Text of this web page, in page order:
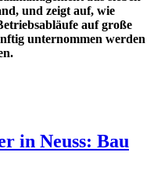
und zeigt auf, wie
auf große
unternommen werden
in Neuss: Bau